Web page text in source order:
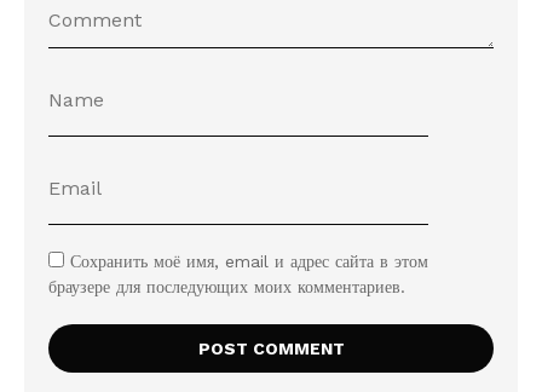
Сохранить моё имя, email и адрес сайта в этом
браузере для последующих моих комментариев.